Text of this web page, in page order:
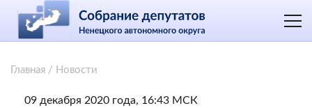
Главная / Новости
09 декабря 2020 года, 16:43 МСК